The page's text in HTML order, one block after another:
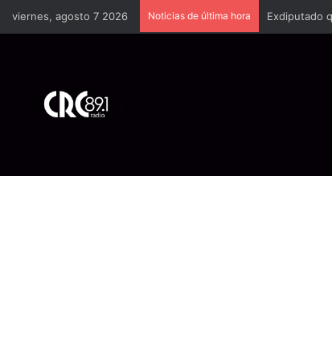
viernes, agosto 7 2026 Noticias de última hora